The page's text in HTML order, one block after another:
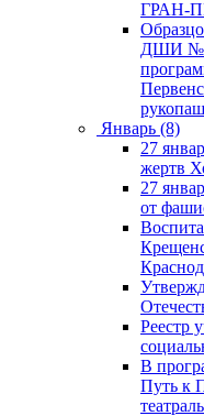
ГРАН-
ДШИ
Январь (8)
27
жертв
27
от
Реестр
В
Путь к